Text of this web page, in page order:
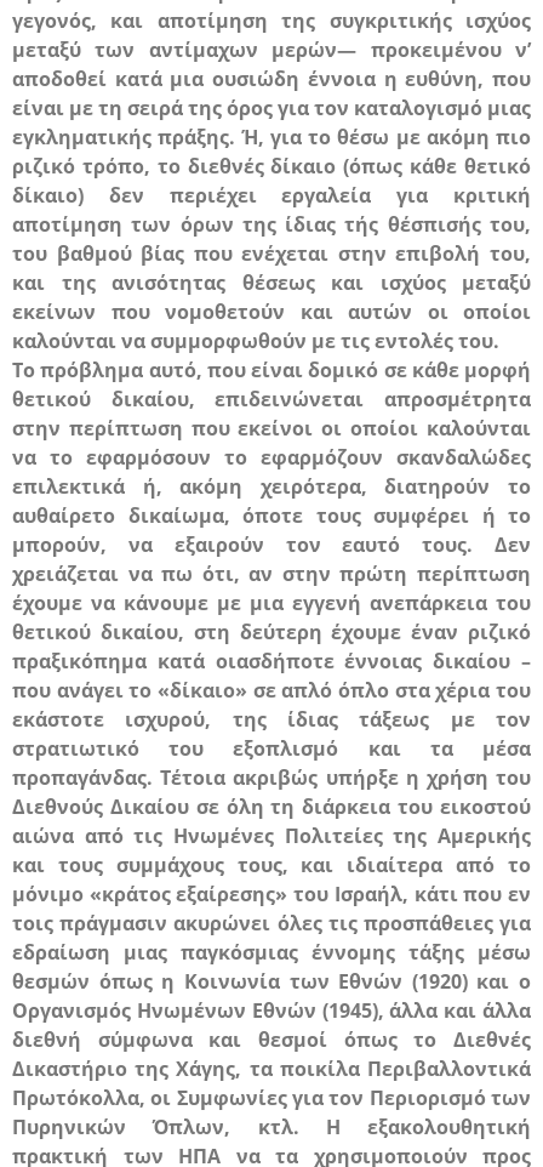
γεγονός, και αποτίμηση της συγκριτικής ισχύος
μεταξύ των αντίμαχων μερών— προκειμένου ν’
αποδοθεί κατά μια ουσιώδη έννοια ηευθύνη, που
είναι με τη σειρά της όρος για τον καταλογισμό μιας
εγκληματικής πράξης. Ή, για το θέσω με ακόμη πιο
ριζικό τρόπο, το διεθνές δίκαιο (όπως κάθε θετικό
δίκαιο) δεν περιέχει εργαλεία για κριτική
αποτίμηση των όρων της ίδιας τής θέσπισής του,
του βαθμού βίας που ενέχεται στην επιβολή του,
και της ανισότητας θέσεως και ισχύος μεταξύ
εκείνων που νομοθετούν και αυτών οι οποίοι
καλούνται να συμμορφωθούν με τις εντολές του.
Το πρόβλημα αυτό, που είναι δομικό σε κάθε μορφή
θετικού δικαίου, επιδεινώνεται απροσμέτρητα
στην περίπτωση που εκείνοι οι οποίοι καλούνται
να το εφαρμόσουν το εφαρμόζουν σκανδαλώδες
επιλεκτικά ή, ακόμη χειρότερα, διατηρούν το
αυθαίρετο δικαίωμα, όποτε τους συμφέρει ή το
μπορούν, να εξαιρούν τον εαυτό τους. Δεν
χρειάζεται να πω ότι, αν στην πρώτη περίπτωση
έχουμε να κάνουμε με μια εγγενή ανεπάρκεια του
θετικού δικαίου, στη δεύτερη έχουμε έναν ριζικό
πραξικόπημα κατά οιασδήποτε έννοιας δικαίου –
που ανάγει το «δίκαιο» σε απλό όπλο στα χέρια του
εκάστοτε ισχυρού, της ίδιας τάξεως με τον
στρατιωτικό του εξοπλισμό και τα μέσα
προπαγάνδας. Τέτοια ακριβώς υπήρξε η χρήση του
Διεθνούς Δικαίου σε όλη τη διάρκεια του εικοστού
αιώνα από τις Ηνωμένες Πολιτείες της Αμερικής
και τους συμμάχους τους, και ιδιαίτερα από το
μόνιμο «κράτος εξαίρεσης» του Ισραήλ, κάτι που εν
τοις πράγμασιν ακυρώνει όλες τις προσπάθειες για
εδραίωση μιας παγκόσμιας έννομης τάξης μέσω
θεσμών όπως η Κοινωνία των Εθνών (1920) και ο
Οργανισμός Ηνωμένων Εθνών (1945), άλλα και άλλα
διεθνή σύμφωνα και θεσμοί όπως το Διεθνές
Δικαστήριο της Χάγης, τα ποικίλα Περιβαλλοντικά
Πρωτόκολλα, οι Συμφωνίες για τον Περιορισμό των
Πυρηνικών Όπλων, κτλ. Η εξακολουθητική
πρακτική των ΗΠΑ να τα χρησιμοποιούν προς